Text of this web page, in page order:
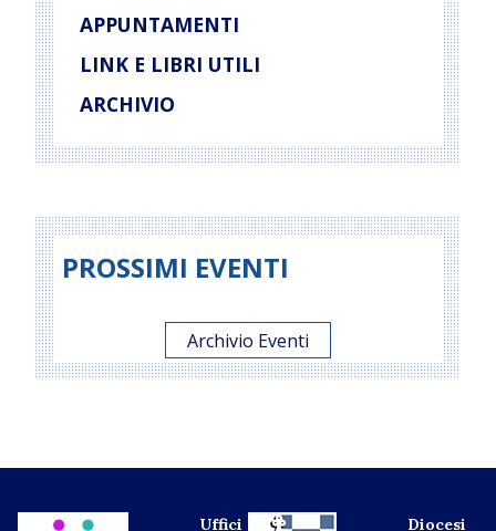
APPUNTAMENTI
LINK E LIBRI UTILI
ARCHIVIO
PROSSIMI EVENTI
Archivio Eventi
Uffici Diocesi